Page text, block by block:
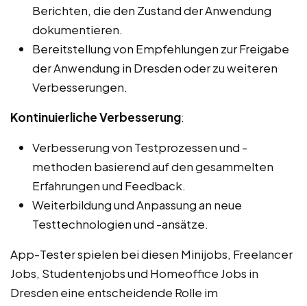
Berichten, die den Zustand der Anwendung
dokumentieren.
Bereitstellung von Empfehlungen zur Freigabe
der Anwendung in Dresden oder zu weiteren
Verbesserungen.
Kontinuierliche Verbesserung:
Verbesserung von Testprozessen und -
methoden basierend auf den gesammelten
Erfahrungen und Feedback.
Weiterbildung und Anpassung an neue
Testtechnologien und -ansätze.
App-Tester spielen bei diesen Minijobs, Freelancer
Jobs, Studentenjobs und Homeoffice Jobs in
Dresden eine entscheidende Rolle im